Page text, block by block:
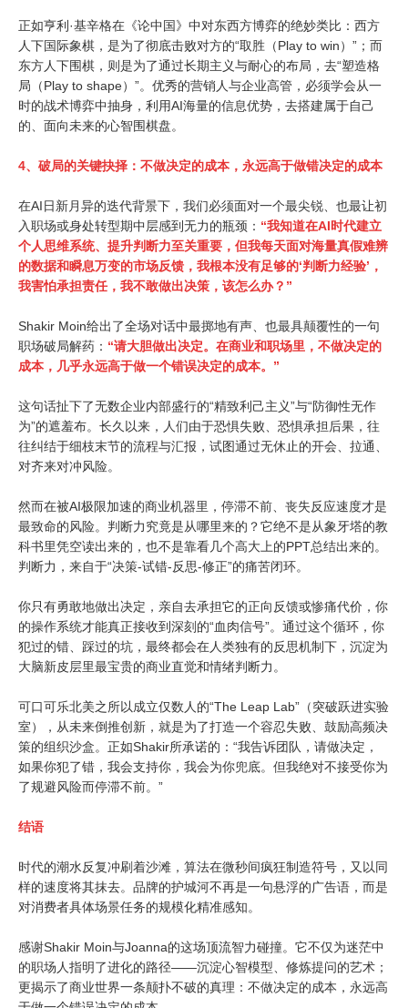
正如亨利·基辛格在《论中国》中对东西方博弈的绝妙类比：西方
人下国际象棋，是为了彻底击败对方的“取胜（Play to win）”；而
东方人下围棋，则是为了通过长期主义与耐心的布局，去“塑造格
局（Play to shape）”。优秀的营销人与企业高管，必须学会从一
时的战术博弈中抽身，利用AI海量的信息优势，去搭建属于自己
的、面向未来的心智围棋盘。
4、 破局的关键抉择：不做决定的成本，永远高于做错决定的成本
在AI日新月异的迭代背景下，我们必须面对一个最尖锐、也最让初
入职场或身处转型期中层感到无力的瓶颈： “我知道在AI时代建立
个人思维系统、提升判断力至关重要，但我每天面对海量真假难辨
的数据和瞬息万变的市场反馈，我根本没有足够的‘判断力经验’，
我害怕承担责任，我不敢做出决策，该怎么办？”
Shakir Moin给出了全场对话中最掷地有声、也最具颠覆性的一句
职场破局解药： “请大胆做出决定。在商业和职场里，不做决定的
成本，几乎永远高于做一个错误决定的成本。”
这句话扯下了无数企业内部盛行的“精致利己主义”与“防御性无作
为”的遮羞布。长久以来，人们由于恐惧失败、恐惧承担后果，往
往纠结于细枝末节的流程与汇报，试图通过无休止的开会、拉通、
对齐来对冲风险。
然而在被AI极限加速的商业机器里，停滞不前、丧失反应速度才是
最致命的风险。判断力究竟是从哪里来的？它绝不是从象牙塔的教
科书里凭空读出来的，也不是靠看几个高大上的PPT总结出来的。
判断力，来自于“决策-试错-反思-修正”的痛苦闭环。
你只有勇敢地做出决定，亲自去承担它的正向反馈或惨痛代价，你
的操作系统才能真正接收到深刻的“血肉信号”。通过这个循环，你
犯过的错、踩过的坑，最终都会在人类独有的反思机制下，沉淀为
大脑新皮层里最宝贵的商业直觉和情绪判断力。
可口可乐北美之所以成立仅数人的“The Leap Lab”（突破跃进实验
室），从未来倒推创新，就是为了打造一个容忍失败、鼓励高频决
策的组织沙盒。正如Shakir所承诺的：“我告诉团队，请做决定，
如果你犯了错，我会支持你，我会为你兜底。但我绝对不接受你为
了规避风险而停滞不前。”
结语
时代的潮水反复冲刷着沙滩，算法在微秒间疯狂制造符号，又以同
样的速度将其抹去。品牌的护城河不再是一句悬浮的广告语，而是
对消费者具体场景任务的规模化精准感知。
感谢Shakir Moin与Joanna的这场顶流智力碰撞。它不仅为迷茫中
的职场人指明了进化的路径——沉淀心智模型、修炼提问的艺术；
更揭示了商业世界一条颠扑不破的真理：不做决定的成本，永远高